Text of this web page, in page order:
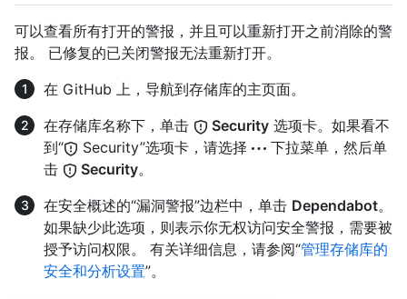
可以查看所有打开的警报，并且可以重新打开之前消除的警
报。 已修复的已关闭警报无法重新打开。
在 GitHub 上，导航到存储库的主页面。
在存储库名称下，单击
Security 选项卡。如果看不
到“
Security”选项卡，请选择
下拉菜单，然后单
击
Security。
在安全概述的“漏洞警报”边栏中，单击 Dependabot。
如果缺少此选项，则表示你无权访问安全警报，需要被
授予访问权限。 有关详细信息，请参阅“管理存储库的
安全和分析设置”。